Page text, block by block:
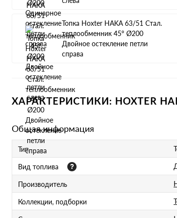
Топка Hoxter HAKA 63/51 Стал.
теплообменник 45° Ø200
Двойное остекление петли
справа
ХАРАКТЕРИСТИКИ: HOXTER
Общая информация
Тип
Вид топлива
Производитель
Коллекции, подборки